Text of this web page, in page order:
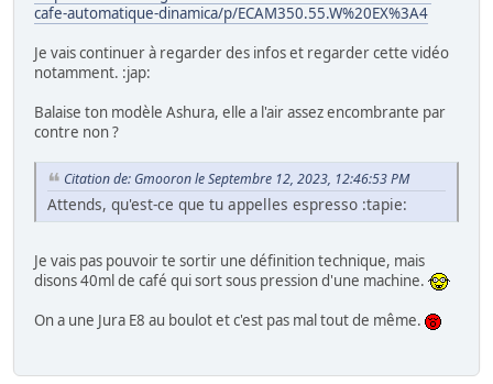
cafe-automatique-dinamica/p/ECAM350.55.W%20EX%3A4
Je vais continuer à regarder des infos et regarder cette vidéo
notamment. :jap:
Balaise ton modèle Ashura, elle a l'air assez encombrante par
contre non ?
Citation de: Gmooron le Septembre 12, 2023, 12:46:53 PM
Attends, qu'est-ce que tu appelles espresso :tapie:
Je vais pas pouvoir te sortir une définition technique, mais
disons 40ml de café qui sort sous pression d'une machine.
On a une Jura E8 au boulot et c'est pas mal tout de même.